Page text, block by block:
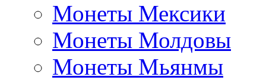
Монеты Мексики
Монеты Молдовы
Монеты Мьянмы